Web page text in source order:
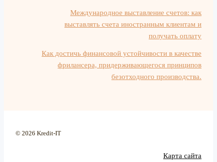
Международное выставление счетов: как
выставлять счета иностранным клиентам и
получать оплату
Как достичь финансовой устойчивости в качестве
фрилансера, придерживающегося принципов
безотходного производства.
© 2026 Kredit-IT
Карта сайта